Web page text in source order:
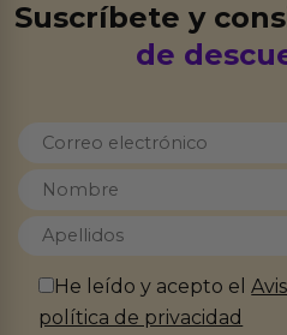
Suscríbete y
de
He leído y acepto el
política de privacidad